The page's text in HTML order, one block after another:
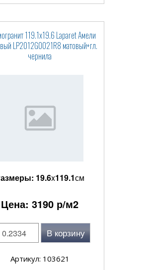
119.1x19.6 Laparet Амели
LP2012G0021R8 матовый+гл.
чернила
19.6x119.1см
Цена: 3190 р/м2
В корзину
Артикул: 103621